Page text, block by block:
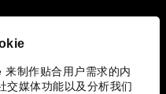
制作贴合用户需求的内
交媒体功能以及分析我们